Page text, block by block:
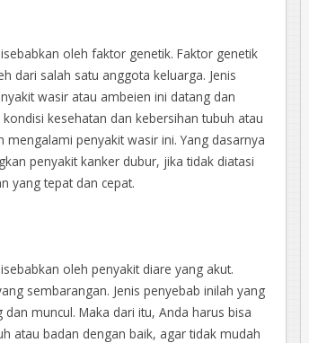
oleh faktor genetik. Faktor genetik
dari salah satu anggota keluarga. Jenis
wasir atau ambeien ini datang dan
kesehatan dan kebersihan tubuh atau
penyakit wasir ini. Yang dasarnya
penyakit kanker dubur, jika tidak diatasi
yang tepat dan cepat.
oleh penyakit diare yang akut.
sembarangan. Jenis penyebab inilah yang
muncul. Maka dari itu, Anda harus bisa
atau badan dengan baik, agar tidak mudah